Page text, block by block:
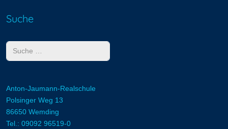
Suche
Suchen
Anton-Jaumann-Realschule
Polsinger Weg 13
86650 Wemding
Tel.: 09092 96519-0